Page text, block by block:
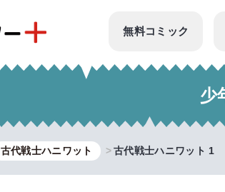
無料コミック
少
古代戦士ハニワット 古代戦士ハニワット 1